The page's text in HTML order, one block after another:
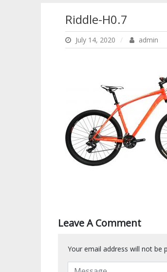
Riddle-H0.7
July 14, 2020 admin
Leave A Comment
Your email address will not be